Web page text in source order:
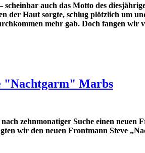
auch das Motto des
Haut sorgte, schlug plötzlich um
mehr gab. Doch fangen wir
"Nachtgarm" Marbs
zehnmonatiger Suche einen
wir den neuen Frontmann Steve